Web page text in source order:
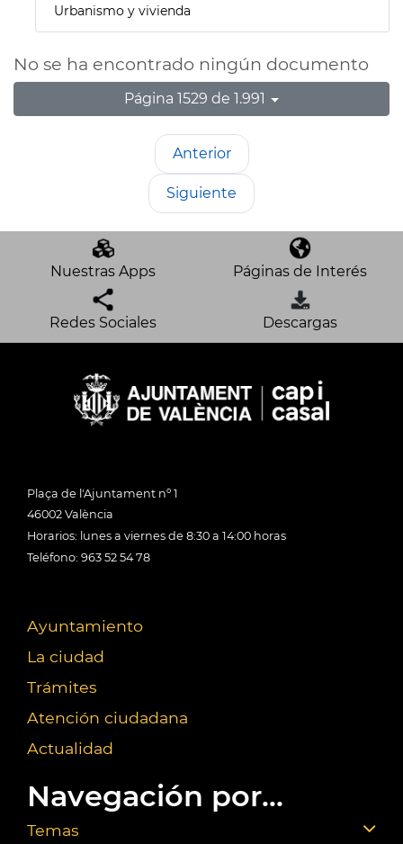
Urbanismo y vivienda
No se ha encontrado ningún documento
Página 1529 de 1.991
Anterior
Siguiente
Nuestras Apps Páginas de Interés
Redes Sociales Descargas
Plaça de l'Ajuntament nº 1
46002 València
Horarios: lunes a viernes de 8:30 a 14:00 horas
Teléfono: 963 52 54 78
Ayuntamiento
La ciudad
Trámites
Atención ciudadana
Actualidad
Navegación por...
Temas